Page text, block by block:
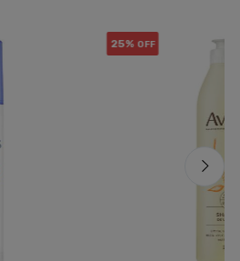
25% OFF